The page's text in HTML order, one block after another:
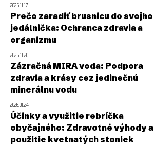
2025.11.17.
Prečo zaradiť brusnicu do svojho
jedálnička: Ochranca zdravia a
organizmu
2025.11.20.
Zázračná MIRA voda: Podpora
zdravia a krásy cez jedinečnú
minerálnu vodu
2026.01.24.
Účinky a využitie rebríčka
obyčajného: Zdravotné výhody a
použitie kvetnatých stoniek